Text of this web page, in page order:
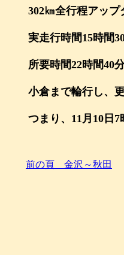
302㎞全行程アップ
実走行時間15時間
所要時間22時間40
小倉まで輪行し、更
つまり、11月10日7
前の頁 金沢～秋田